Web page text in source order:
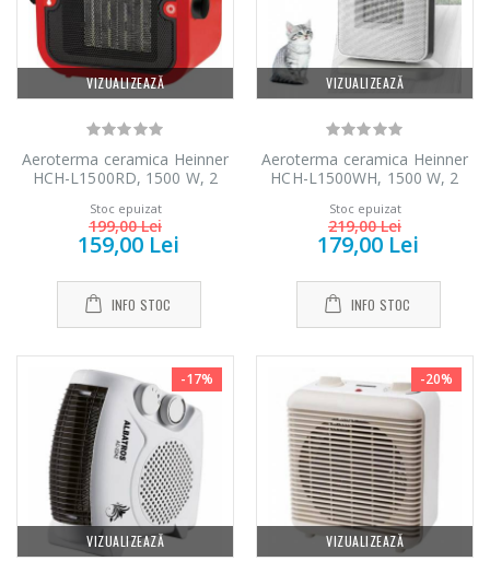
VIZUALIZEAZĂ
Aeroterma ceramica Heinner
HCH-L1500RD, 1500 W, 2
reglabil, Rosu
Stoc epuizat
199,00 Lei
159,00 Lei
INFO STOC
VIZUALIZEAZĂ
Aeroterma ceramica Heinner
HCH-L1500WH, 1500 W, 2
reglabil, Alb
Stoc epuizat
219,00 Lei
179,00 Lei
INFO STOC
VIZUALIZEAZĂ
-17%
VIZUALIZEAZĂ
-20%
carne NobeLTek
...
199,00 Lei
bucatarie Heinner
299,00 Lei